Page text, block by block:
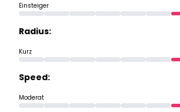
Einsteiger
Radius:
Kurz
Speed:
Moderat